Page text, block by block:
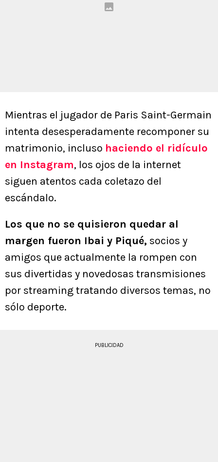
Mientras el jugador de Paris Saint-Germain
intenta desesperadamente recomponer su
matrimonio, incluso haciendo el ridículo
en Instagram, los ojos de la internet
siguen atentos cada coletazo del
escándalo.
Los que no se quisieron quedar al
margen fueron Ibai y Piqué, socios y
amigos que actualmente la rompen con
sus divertidas y novedosas transmisiones
por streaming tratando diversos temas, no
sólo deporte.
PUBLICIDAD